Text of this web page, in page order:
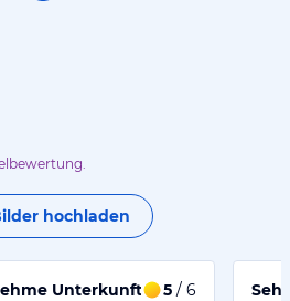
hochladen
Unterkunft mit leckerem
5 / 6